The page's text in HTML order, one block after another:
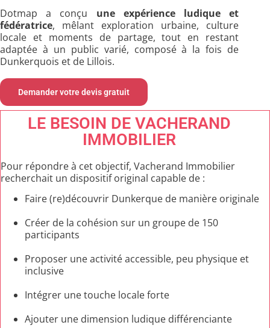
Dotmap a conçu une expérience ludique et
fédératrice, mêlant exploration urbaine, culture
locale et moments de partage, tout en restant
adaptée à un public varié, composé à la fois de
Dunkerquois et de Lillois.
Demander votre devis gratuit
LE BESOIN DE VACHERAND
IMMOBILIER
Pour répondre à cet objectif, Vacherand Immobilier
recherchait un dispositif original capable de :
Faire (re)découvrir Dunkerque de manière originale
Créer de la cohésion sur un groupe de 150
participants
Proposer une activité accessible, peu physique et
inclusive
Intégrer une touche locale forte
Ajouter une dimension ludique différenciante